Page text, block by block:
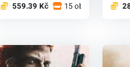
559.39 Kč 15 obchodech